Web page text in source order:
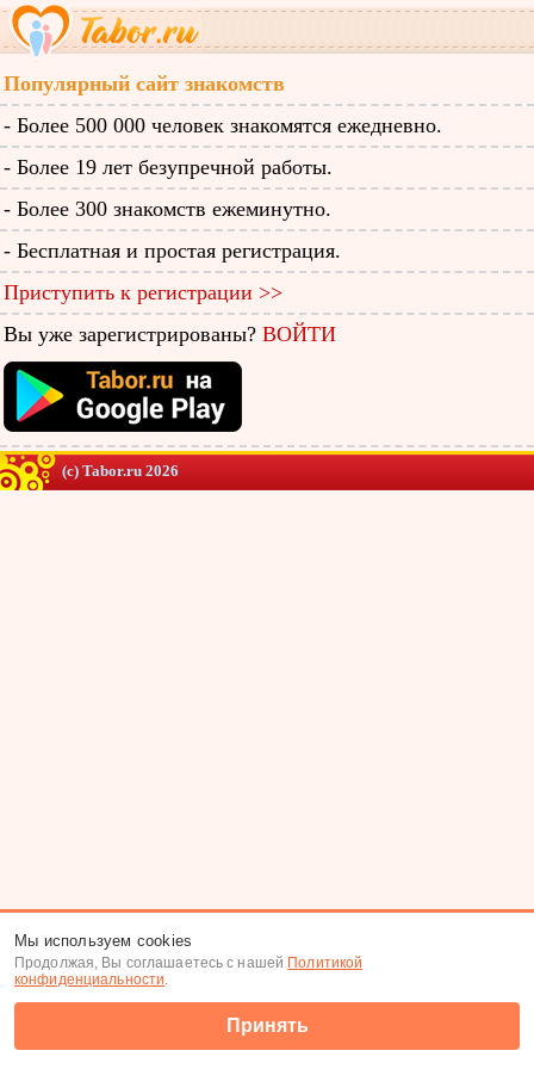
Популярный сайт знакомств
- Более 500 000 человек знакомятся ежедневно.
- Более 19 лет безупречной работы.
- Более 300 знакомств ежеминутно.
- Бесплатная и простая регистрация.
Приступить к регистрации >>
Вы уже зарегистрированы? ВОЙТИ
(c) Tabor.ru 2026
Мы используем cookies
Продолжая, Вы соглашаетесь с нашей Политикой
конфиденциальности.
Принять